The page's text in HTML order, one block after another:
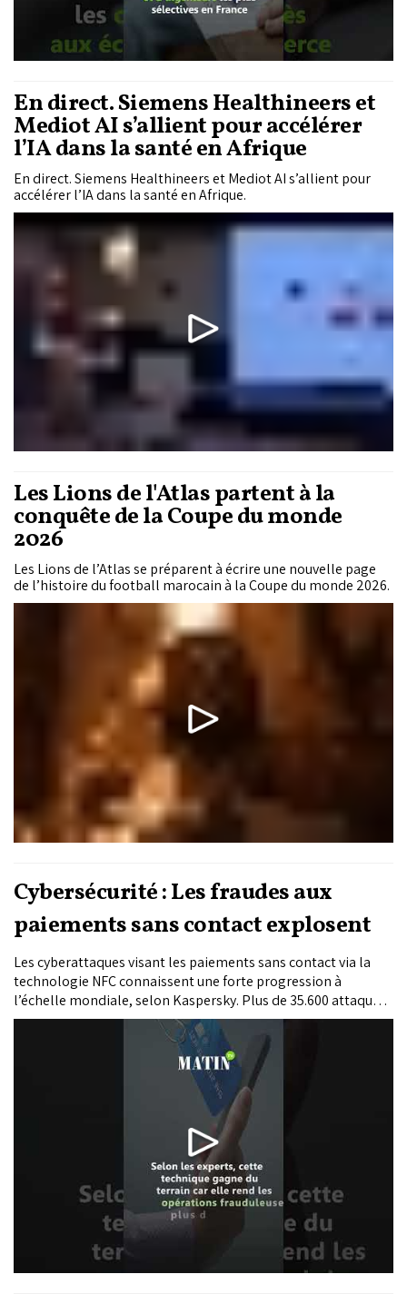
En direct. Siemens Healthineers et
Mediot AI s’allient pour accélérer
l’IA dans la santé en Afrique
En direct. Siemens Healthineers et Mediot AI s’allient pour
accélérer l’IA dans la santé en Afrique.
Les Lions de l'Atlas partent à la
conquête de la Coupe du monde
2026
Les Lions de l’Atlas se préparent à écrire une nouvelle page
de l’histoire du football marocain à la Coupe du monde 2026.
Cybersécurité : Les fraudes aux
paiements sans contact explosent
Les cyberattaques visant les paiements sans contact via la
technologie NFC connaissent une forte progression à
l’échelle mondiale, selon Kaspersky. Plus de 35.600 attaques
ciblant des smartphones Android ont été bloquées durant les
quatre premiers mois de 2026, contre un peu plus de 12.300